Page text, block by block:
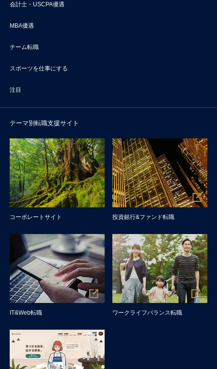
会計士・USCPA優遇
MBA優遇
チーム転職
スポーツを仕事にする
注目
テーマ別転職支援サイト
コーポレートサイト 投資銀行&ファンド転職
IT&Web転職 ワークライフバランス転職